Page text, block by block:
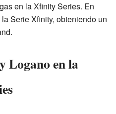
en la Xfinity Series. En
Serie Xfinity, obteniendo un
Logano en la